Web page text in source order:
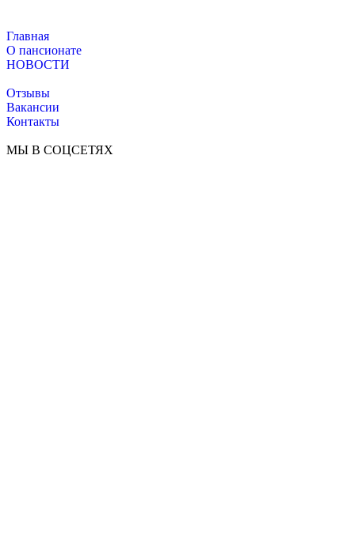
Главная
О пансионате
НОВОСТИ
Отзывы
Вакансии
Контакты
МЫ В СОЦСЕТЯХ